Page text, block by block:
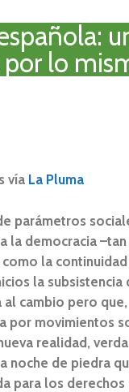
lo
vía La Pluma
parámetros
la democracia
la
la
al cambio pero
por movimientos
realidad,
noche de piedra
para los derechos